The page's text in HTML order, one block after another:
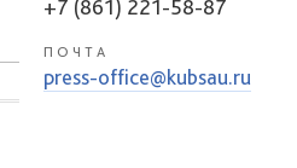
+7 (861) 221-58-87
ПОЧТА
press-office@kubsau.ru